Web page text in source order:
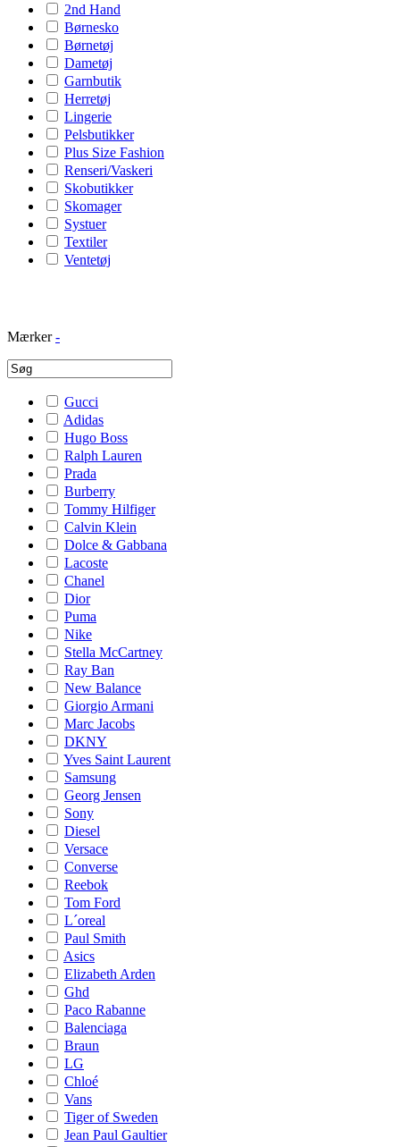
2nd Hand
Børnesko
Børnetøj
Dametøj
Garnbutik
Herretøj
Lingerie
Pelsbutikker
Plus Size Fashion
Renseri/Vaskeri
Skobutikker
Skomager
Systuer
Textiler
Ventetøj
Mærker -
Gucci
Adidas
Hugo Boss
Ralph Lauren
Prada
Burberry
Tommy Hilfiger
Calvin Klein
Dolce & Gabbana
Lacoste
Chanel
Dior
Puma
Nike
Stella McCartney
Ray Ban
New Balance
Giorgio Armani
Marc Jacobs
DKNY
Yves Saint Laurent
Samsung
Georg Jensen
Sony
Diesel
Versace
Converse
Reebok
Tom Ford
L´oreal
Paul Smith
Asics
Elizabeth Arden
Ghd
Paco Rabanne
Balenciaga
Braun
LG
Chloé
Vans
Tiger of Sweden
Jean Paul Gaultier